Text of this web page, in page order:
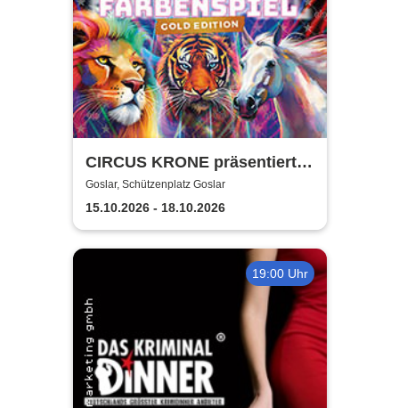
CIRCUS KRONE präsentiert
FARBENSPIEL - Gold Edition
| Goslar
Goslar, Schützenplatz Goslar
15.10.2026 - 18.10.2026
19:00 Uhr